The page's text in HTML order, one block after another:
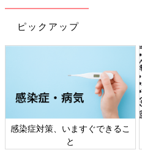
ピックアップ
感染症対策、いますぐできるこ
と